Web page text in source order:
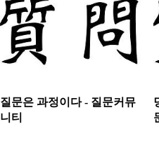
질문은 과정이다 - 질문커뮤
니티